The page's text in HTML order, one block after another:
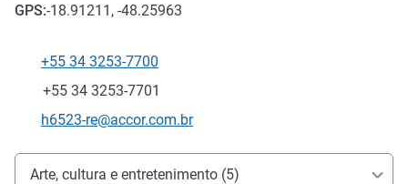
GPS:-18.91211, -48.25963
Telefone
+55 34 3253-7700
Fax
+55 34 3253-7701
E-mail de contato
h6523-re@accor.com.br
Acesso e transporte
Arte, cultura e entretenimento (5)